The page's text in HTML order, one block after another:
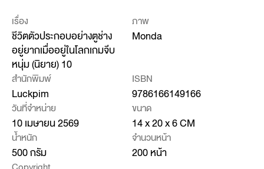
เรื่อง
ชีวิตตัวประกอบอย่างตูช่าง
อยู่ยากเมื่ออยู่ในโลกเกมจีบ
หนุ่ม (นิยาย) 10
ภาพ
Monda
สำนักพิมพ์
Luckpim
ISBN
9786166149166
วันที่จำหน่าย
10 เมษายน 2569
ขนาด
14 x 20 x 6 CM
น้ำหนัก
500 กรัม
จำนวนหน้า
200 หน้า